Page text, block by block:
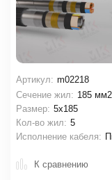
Артикул: m02218
Сечение жил: 185 мм2
Размер: 5х185
Кол-во жил: 5
Исполнение кабеля:
К сравнению